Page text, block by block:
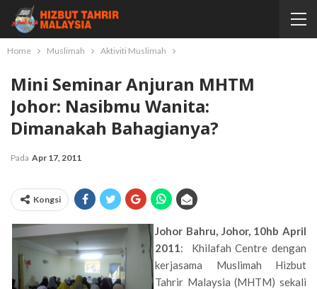
Home Muslimah Aktiviti Muslimah
Mini Seminar Anjuran MHTM
Johor: Nasibmu Wanita:
Dimanakah Bahagianya?
Pada Apr 17, 2011
Kongsi
Johor Bahru, Johor, 10hb April
2011: Khilafah Centre dengan
kerjasama Muslimah Hizbut
Tahrir Malaysia (MHTM) sekali